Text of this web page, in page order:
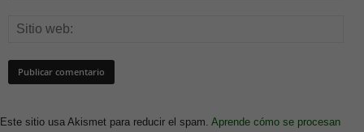
Este sitio usa Akismet para reducir el spam. Aprende cómo se procesan